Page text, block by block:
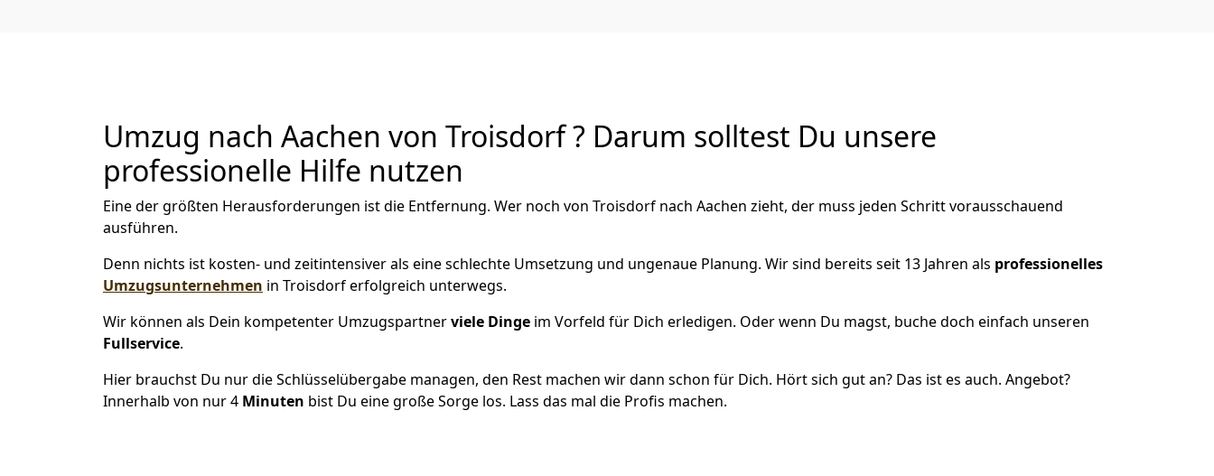
Umzug nach Aachen von Troisdorf ? Darum solltest Du unsere
professionelle Hilfe nutzen
Eine der größten Herausforderungen ist die Entfernung. Wer noch von Troisdorf nach Aachen zieht, der muss jeden Schritt vorausschauend
ausführen.
Denn nichts ist kosten- und zeitintensiver als eine schlechte Umsetzung und ungenaue Planung. Wir sind bereits seit 13 Jahren als professionelles
Umzugsunternehmen in Troisdorf erfolgreich unterwegs.
Wir können als Dein kompetenter Umzugspartnerviele Dinge im Vorfeld für Dich erledigen. Oder wenn Du magst, buche doch einfach unseren
Fullservice.
Hier brauchst Du nur die Schlüsselübergabe managen, den Rest machen wir dann schon für Dich. Hört sich gut an? Das ist es auch. Angebot?
Innerhalb von nur 4 Minuten bist Du eine große Sorge los. Lass das mal die Profis machen.